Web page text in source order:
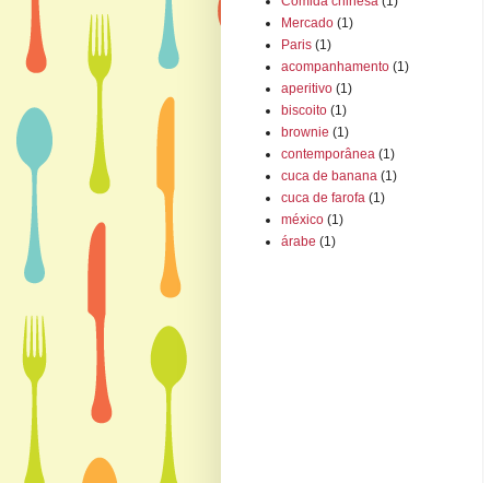
Mercado (1)
Paris (1)
acompanhamento (1)
aperitivo (1)
biscoito (1)
brownie (1)
contemporânea (1)
cuca de banana (1)
cuca de farofa (1)
méxico (1)
árabe (1)